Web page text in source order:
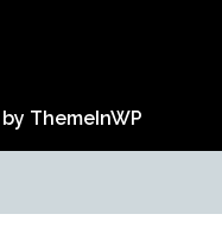
ThemeInWP